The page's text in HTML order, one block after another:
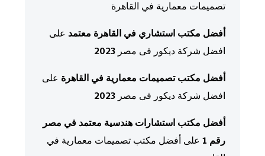
تصميمات معمارية في القاهرة
أفضل مكتب استشاري في القاهرة معتمد على
افضل شركة ديكور فى مصر 2023
أفضل مكتب تصميمات معمارية في القاهرة على
افضل شركة ديكور فى مصر 2023
أفضل مكتب استشارات هندسية معتمد في مصر
رقم 1
على أفضل مكتب تصميمات معمارية في